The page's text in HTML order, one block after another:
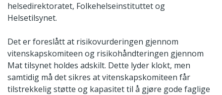
helsedirektoratet, Folkehelseinstituttet og
Helsetilsynet.
Det er foreslått at risikovurderingen gjennom
vitenskapskomiteen og risikohåndteringen gjennom
Mat tilsynet holdes adskilt. Dette lyder klokt, men
samtidig må det sikres at vitenskapskomiteen får
tilstrekkelig støtte og kapasitet til å gjøre gode faglige